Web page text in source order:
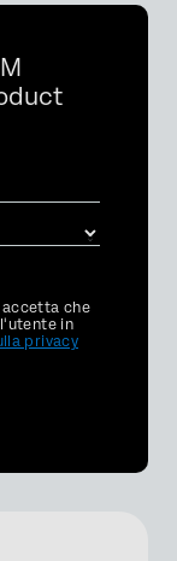
accetta che
in
privacy